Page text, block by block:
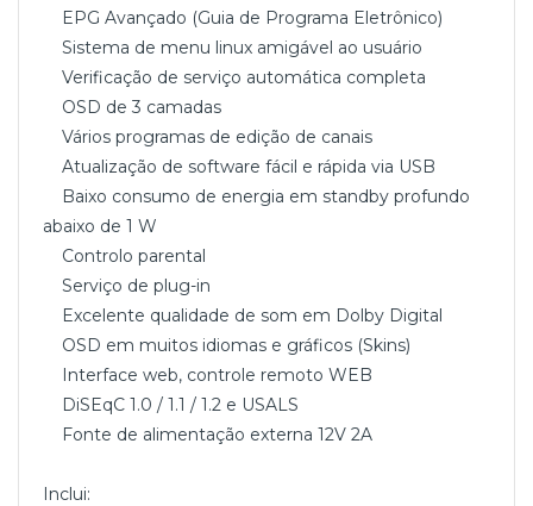
EPG Avançado (Guia de Programa Eletrônico)
Sistema de menu linux amigável ao usuário
Verificação de serviço automática completa
OSD de 3 camadas
Vários programas de edição de canais
Atualização de software fácil e rápida via USB
Baixo consumo de energia em standby profundo
abaixo de 1 W
Controlo parental
Serviço de plug-in
Excelente qualidade de som em Dolby Digital
OSD em muitos idiomas e gráficos (Skins)
Interface web, controle remoto WEB
DiSEqC 1.0 / 1.1 / 1.2 e USALS
​Fonte de alimentação externa 12V 2A
Inclui: